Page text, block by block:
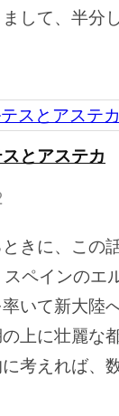
して、半分
とアステカ
きに、この
ペインのエ
いて新大陸
上に壮麗な
考えれば、